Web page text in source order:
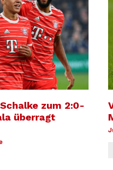
zum 2:0-
überragt